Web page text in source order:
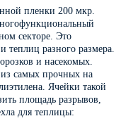
пленки 200 мкр.
секторе. Это
теплиц разного размера.
и насекомых.
самых прочных на
Ячейки такой
площадь разрывов,
для теплицы: